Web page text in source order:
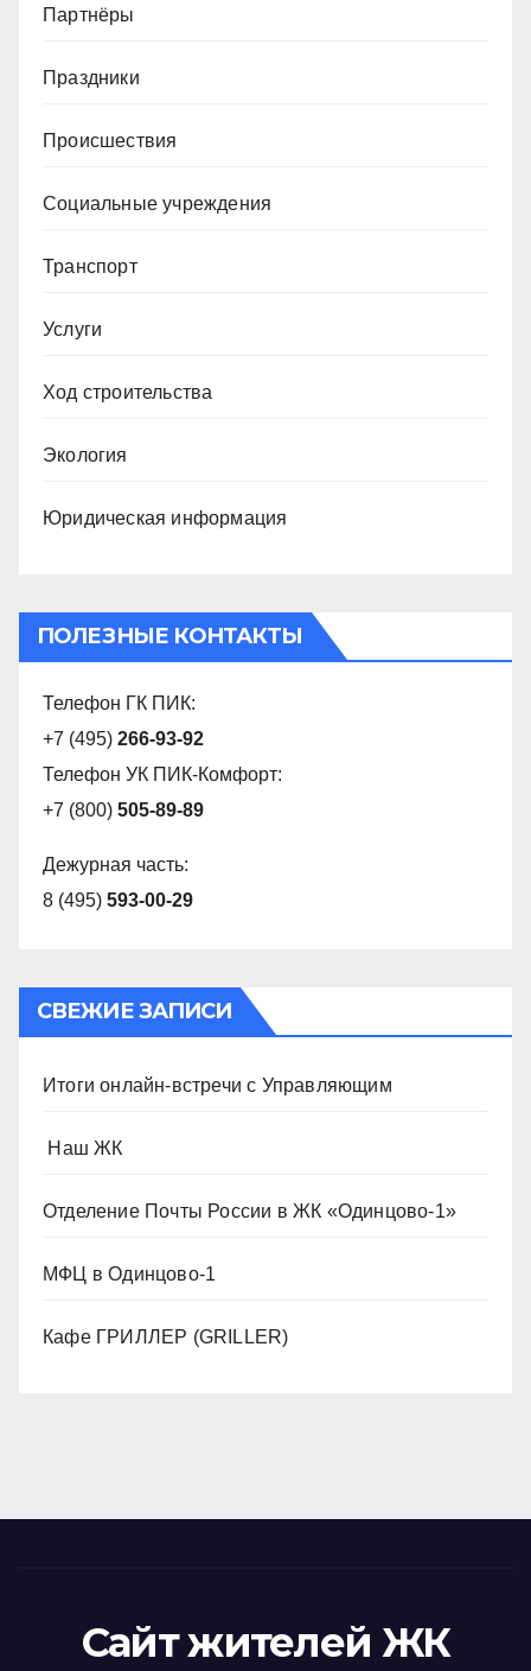
Партнёры
Праздники
Происшествия
Социальные учреждения
Транспорт
Услуги
Ход строительства
Экология
Юридическая информация
ПОЛЕЗНЫЕ КОНТАКТЫ
Телефон ГК ПИК:
+7 (495) 266-93-92
Телефон УК ПИК-Комфорт:
+7 (800) 505-89-89
Дежурная часть:
8 (495) 593-00-29
СВЕЖИЕ ЗАПИСИ
Итоги онлайн-встречи с Управляющим
️ Наш ЖК
Отделение Почты России в ЖК «Одинцово-1»
МФЦ в Одинцово-1
Кафе ГРИЛЛЕР (GRILLER)
Сайт жителей ЖК